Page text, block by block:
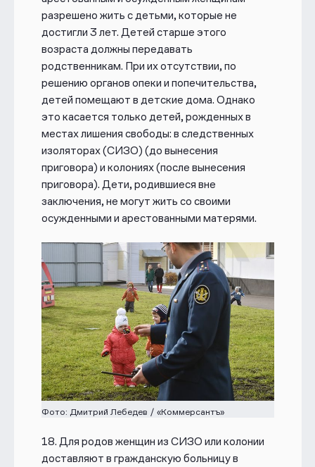
разрешено жить с детьми, которые не
достигли 3 лет. Детей старше этого
возраста должны передавать
родственникам. При их отсутствии, по
решению органов опеки и попечительства,
детей помещают в детские дома. Однако
это касается только детей, рожденных в
местах лишения свободы: в следственных
изоляторах (СИЗО) (до вынесения
приговора) и колониях (после вынесения
приговора). Дети, родившиеся вне
заключения, не могут жить со своими
осужденными и арестованными матерями.
Фото: Дмитрий Лебедев / «Коммерсантъ»
18. Для родов женщин из СИЗО или колонии
доставляют в гражданскую больницу в